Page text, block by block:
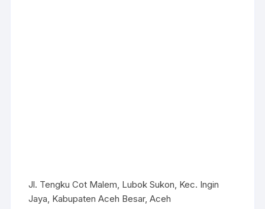
Jl. Tengku Cot Malem, Lubok Sukon, Kec. Ingin
Jaya, Kabupaten Aceh Besar, Aceh